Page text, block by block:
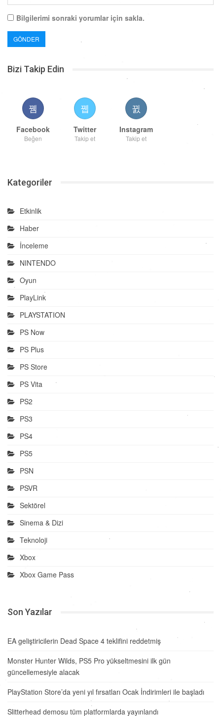
Bilgilerimi sonraki yorumlar için sakla.
Bizi Takip Edin
Facebook
Beğen
Twitter
Takip et
Instagram
Takip et
Kategoriler
Etkinlik
Haber
İnceleme
NINTENDO
Oyun
PlayLink
PLAYSTATION
PS Now
PS Plus
PS Store
PS Vita
PS2
PS3
PS4
PS5
PSN
PSVR
Sektörel
Sinema & Dizi
Teknoloji
Xbox
Xbox Game Pass
Son Yazılar
EA geliştiricilerin Dead Space 4 teklifini reddetmiş
Monster Hunter Wilds, PS5 Pro yükseltmesini ilk gün
güncellemesiyle alacak
PlayStation Store’da yeni yıl fırsatları Ocak İndirimleri ile başladı
Slitterhead demosu tüm platformlarda yayınlandı